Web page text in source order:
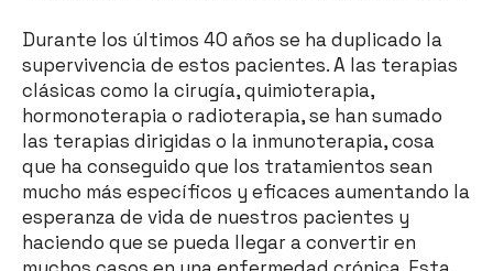
Durante los últimos 40 años se ha duplicado la
supervivencia de estos pacientes. A las terapias
clásicas como la cirugía, quimioterapia,
hormonoterapia o radioterapia, se han sumado
las terapias dirigidas o la inmunoterapia, cosa
que ha conseguido que los tratamientos sean
mucho más específicos y eficaces aumentando la
esperanza de vida de nuestros pacientes y
haciendo que se pueda llegar a convertir en